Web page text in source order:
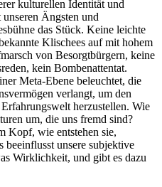
kulturellen Identität und
Ängsten und
das Stück. Keine leichte
Klischees auf mit hohem
von Besorgtbürgern, keine
kein Bombenattentat.
Meta-Ebene beleuchtet, die
verlangt, um den
herzustellen. Wie
um, die uns fremd sind?
Kopf, wie entstehen sie,
beeinflusst unsere subjektive
Wirklichkeit, und gibt es dazu